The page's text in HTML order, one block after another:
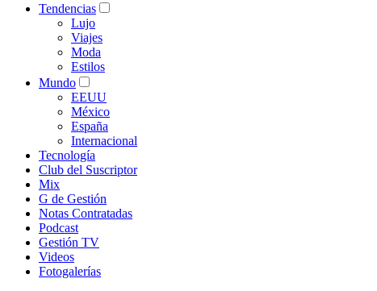
Tendencias
Lujo
Viajes
Moda
Estilos
Mundo
EEUU
México
España
Internacional
Tecnología
Club del Suscriptor
Mix
G de Gestión
Notas Contratadas
Podcast
Gestión TV
Videos
Fotogalerías